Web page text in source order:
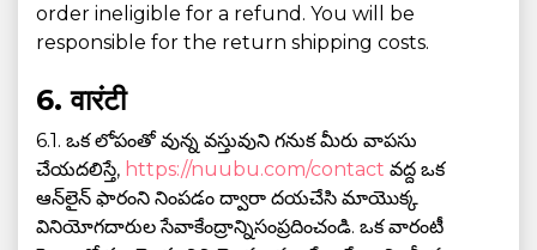
order ineligible for a refund. You will be
responsible for the return shipping costs.
6. वारंटी
6.1. ఒక లోపంతో వున్న వస్తువుని గనుక మీరు వాపసు
చేయదలిస్తే, https://nuubu.com/contact వద్ద ఒక
ఆన్‌లైన్‌ ఫారంని నింపడం ద్వారా దయచేసి మాయొక్క
వినియోగదారుల సేవాకేంద్రాన్నిసంప్రదించండి. ఒక వారంటీ